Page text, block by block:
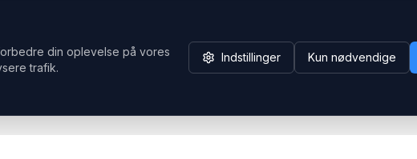
din oplevelse på vores
trafik.
Indstillinger Kun nødvendige